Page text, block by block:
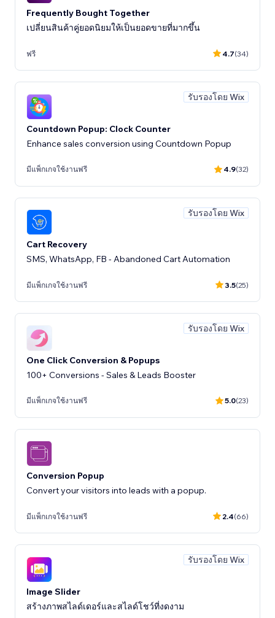
Frequently Bought Together
เปลี่ยนสินค้าคู่ยอดนิยมให้เป็นยอดขายที่มากขึ้น
ฟรี 4.7(34)
รับรองโดย Wix
Countdown Popup: Clock Counter
Enhance sales conversion using Countdown Popup
มีแพ็กเกจใช้งานฟรี 4.9(32)
รับรองโดย Wix
Cart Recovery
SMS, WhatsApp, FB - Abandoned Cart Automation
มีแพ็กเกจใช้งานฟรี 3.5(25)
รับรองโดย Wix
One Click Conversion & Popups
100+ Conversions - Sales & Leads Booster
มีแพ็กเกจใช้งานฟรี 5.0(23)
Conversion Popup
Convert your visitors into leads with a popup.
มีแพ็กเกจใช้งานฟรี 2.4(66)
รับรองโดย Wix
Image Slider
สร้างภาพสไลด์เดอร์และสไลด์โชว์ที่งดงาม